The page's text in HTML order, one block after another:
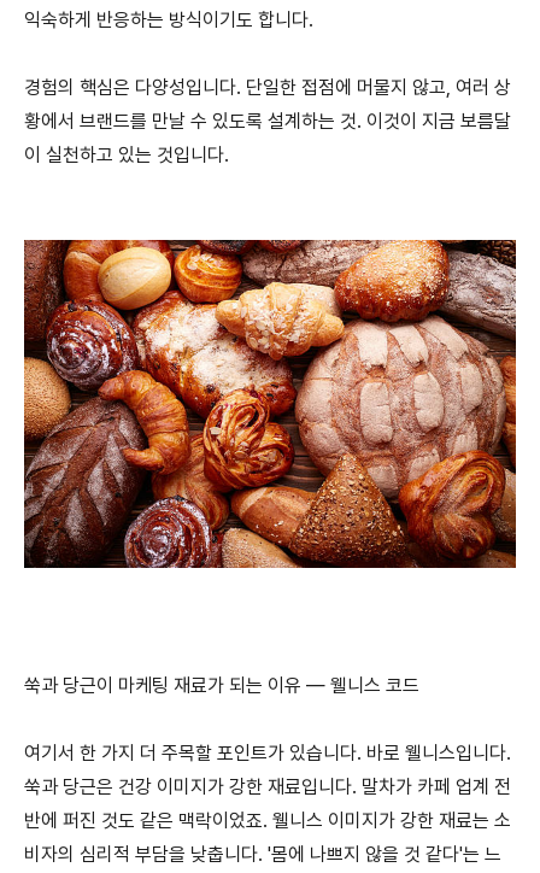
익숙하게 반응하는 방식이기도 합니다.
경험의 핵심은 다양성입니다. 단일한 접점에 머물지 않고, 여러 상
황에서 브랜드를 만날 수 있도록 설계하는 것. 이것이 지금 보름달
이 실천하고 있는 것입니다.
쑥과 당근이 마케팅 재료가 되는 이유 — 웰니스 코드
여기서 한 가지 더 주목할 포인트가 있습니다. 바로 웰니스입니다.
쑥과 당근은 건강 이미지가 강한 재료입니다. 말차가 카페 업계 전
반에 퍼진 것도 같은 맥락이었죠. 웰니스 이미지가 강한 재료는 소
비자의 심리적 부담을 낮춥니다. '몸에 나쁘지 않을 것 같다'는 느